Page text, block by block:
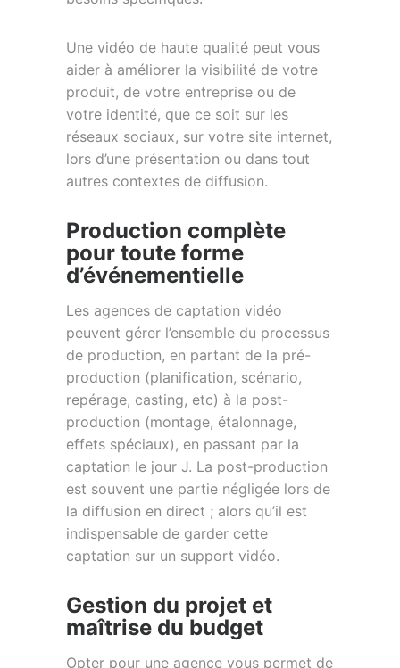
Une vidéo de haute qualité peut vous
aider à améliorer la visibilité de votre
produit, de votre entreprise ou de
votre identité, que ce soit sur les
réseaux sociaux, sur votre site internet,
lors d’une présentation ou dans tout
autres contextes de diffusion.
Production complète
pour toute forme
d’événementielle
Les agences de captation vidéo
peuvent gérer l’ensemble du processus
de production, en partant de la pré-
production (planification, scénario,
repérage, casting, etc) à la post-
production (montage, étalonnage,
effets spéciaux), en passant par la
captation le jour J. La post-production
est souvent une partie négligée lors de
la diffusion en direct ; alors qu’il est
indispensable de garder cette
captation sur un support vidéo.
Gestion du projet et
maîtrise du budget
Opter pour une agence vous permet de